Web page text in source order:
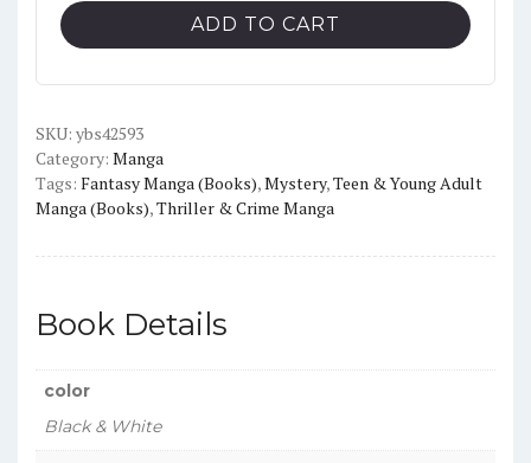
Vol.10
(English
ADD TO CART
SKU: ybs42593
Category: Manga
Tags: Fantasy Manga (Books),Mystery,Teen & Young Adult
Manga (Books),Thriller & Crime Manga
Book Details
color
Black & White